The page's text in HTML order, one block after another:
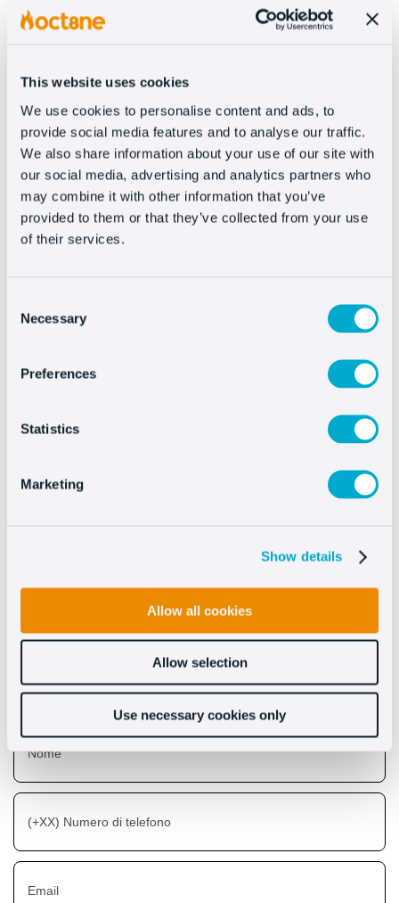
This website uses cookies
We use cookies to personalise content and ads, to
provide social media features and to analyse our traffic.
We also share information about your use of our site with
our social media, advertising and analytics partners who
may combine it with other information that you’ve
provided to them or that they’ve collected from your use
of their services.
Selection
Necessary
Preferences
Statistics
Marketing
Show details
Allow all cookies
Allow selection
Use necessary cookies only
3. Installa il plugin nel tuo
Entra nel backoffice del tuo negozio online Storeden e
fai click su Catalogo > Apps Market. Dal motore di
ricerca di Storeden cerca ‘Oct8ne’ e fai click su Installa.
Ti apparirà una finestra che ti indicherà dove incollare
il nostro codice script.
Incollalo e salva le modifiche.
Scopri i benefici che
apporta Oct8ne